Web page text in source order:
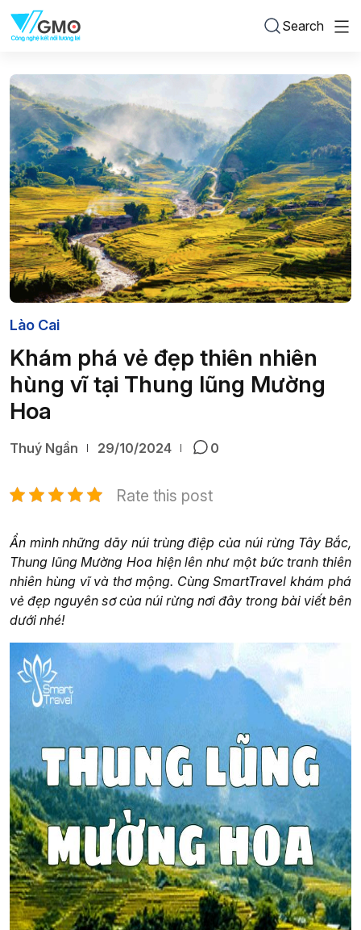
Search
Lào Cai
Khám phá vẻ đẹp thiên nhiên
hùng vĩ tại Thung lũng Mường
Hoa
Thuý Ngần 29/10/2024 0
Rate this post
Ẩn mình những dãy núi trùng điệp của núi rừng Tây Bắc,
Thung lũng Mường Hoa hiện lên như một bức tranh thiên
nhiên hùng vĩ và thơ mộng. Cùng SmartTravel khám phá
vẻ đẹp nguyên sơ của núi rừng nơi đây trong bài viết bên
dưới nhé!